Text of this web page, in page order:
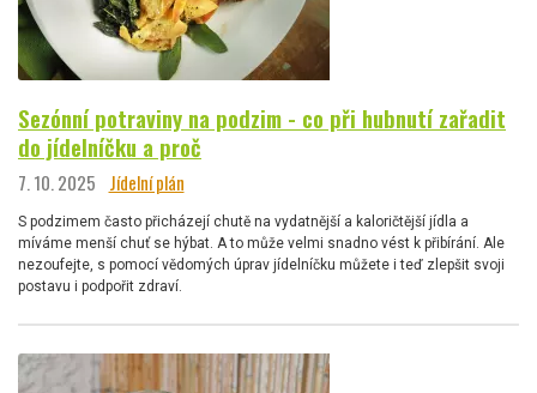
Sezónní potraviny na podzim - co při hubnutí zařadit
do jídelníčku a proč
7. 10. 2025 Jídelní plán
S podzimem často přicházejí chutě na vydatnější a kaloričtější jídla a
míváme menší chuť se hýbat. A to může velmi snadno vést k přibírání. Ale
nezoufejte, s pomocí vědomých úprav jídelníčku můžete i teď zlepšit svoji
postavu i podpořit zdraví.